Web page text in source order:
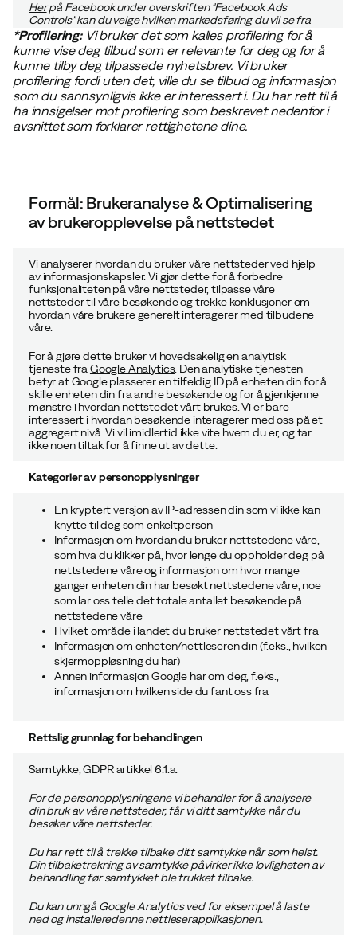
Herpå Facebook under overskriften "Facebook Ads
Controls" kan du velge hvilken markedsføring du vil se fra
Meta.Herpå Instagram kan du finne mer informasjon om
dine valg.Her kan du velge hvilken markedsføring du vil se
på TikTok
Kilde til personopplysningene:Personopplysningene
samles inn direkte fra deg, din kjøpshistorikk, surfeadferd,
eller fra offentlig tilgjengelige online ressurser, som for
eksempel sosiale medier.
behandlingen.
Markedsføringstjenestene vi bruker vil fortsette å behandle
personopplysninger kan du finne i deres respektive
personvernopplysninger.
*Profilering:Vi bruker det som kalles profilering for å
kunne vise deg tilbud som er relevante for deg og for å
kunne tilby deg tilpassede nyhetsbrev. Vi bruker
profilering fordi uten det, ville du se tilbud og informasjon
som du sannsynligvis ikke er interessert i. Du har rett til å
ha innsigelsermot profilering som beskrevet nedenfor i
avsnittet som forklarer rettighetene dine.
Formål: Brukeranalyse & Optimalisering
av brukeropplevelse på nettstedet
Vi analyserer hvordan du bruker våre nettsteder ved hjelp
av informasjonskapsler. Vi gjør dette for å forbedre
funksjonaliteten på våre nettsteder, tilpasse våre
nettsteder til våre besøkende og trekke konklusjoner om
hvordan våre brukere generelt interagerer med tilbudene
våre.
For å gjøre dette bruker vi hovedsakelig en analytisk
tjeneste fra Google Analytics. Den analytiske tjenesten
betyr at Google plasserer en tilfeldig ID på enheten din for å
skille enheten din fra andre besøkende og for å gjenkjenne
mønstre i hvordan nettstedet vårt brukes. Vi er bare
interessert i hvordan besøkende interagerer med oss på et
aggregert nivå. Vi vil imidlertid ikke vite hvem du er, og tar
ikke noen tiltak for å finne ut av dette.
Kategorier av personopplysninger
En kryptert versjon av IP-adressen din som vi ikke kan
knytte til deg som enkeltperson
Informasjon om hvordan du bruker nettstedene våre,
som hva du klikker på, hvor lenge du oppholder deg på
nettstedene våre og informasjon om hvor mange
ganger enheten din har besøkt nettstedene våre, noe
som lar oss telle det totale antallet besøkende på
nettstedene våre
Hvilket område i landet du bruker nettstedet vårt fra
Informasjon om enheten/nettleseren din (f.eks., hvilken
skjermoppløsning du har)
Annen informasjon Google har om deg, f.eks.,
informasjon om hvilken side du fant oss fra
Rettslig grunnlag for behandlingen
Samtykke, GDPR artikkel 6.1.a.
For de personopplysningene vi behandler for å analysere
din bruk av våre nettsteder, får vi ditt samtykke når du
besøker våre nettsteder.
Du har rett til å trekke tilbake ditt samtykke når som helst.
Din tilbaketrekning av samtykke påvirker ikke lovligheten av
behandling før samtykket ble trukket tilbake.
Du kan unngå Google Analytics ved for eksempel å laste
ned og installeredennenettleserapplikasjonen.